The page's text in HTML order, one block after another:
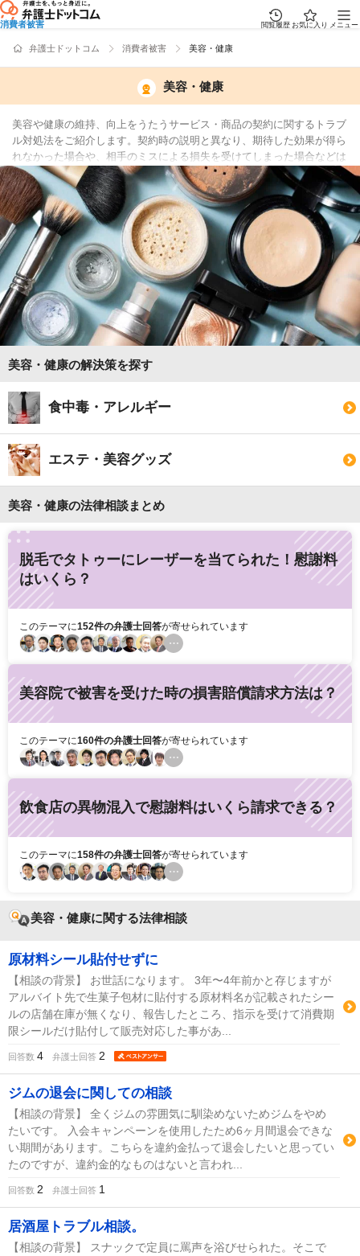
消費者被害 閲覧履歴 お気に入り メニュー
弁護士ドットコム 消費者被害 美容・健康
美容・健康
美容や健康の維持、向上をうたうサービス・商品の契約に関するトラブ
ル対処法をご紹介します。契約時の説明と異なり、期待した効果が得ら
れなかった場合や、相手のミスによる損失を受けてしまった場合などは
法律で解決できることがあります。このようなトラブルにあってしまっ
た場合、どのような契約内容だったか、どのような説明を受けて契約を
したか、などの状況を整理しておくことがトラブル解決において重要で
す。法的にどのような対処ができるか把握しておきましょう。
美容・健康の解決策を探す
食中毒・アレルギー
エステ・美容グッズ
美容・健康の法律相談まとめ
脱毛でタトゥーにレーザーを当てられた！慰謝料
はいくら？
このテーマに152件の弁護士回答が寄せられています
美容院で被害を受けた時の損害賠償請求方法は？
このテーマに160件の弁護士回答が寄せられています
飲食店の異物混入で慰謝料はいくら請求できる？
このテーマに158件の弁護士回答が寄せられています
美容・健康に関する法律相談
原材料シール貼付せずに
【相談の背景】 お世話になります。 3年〜4年前かと存じますが
アルバイト先で生菓子包材に貼付する原材料名が記載されたシー
ルの店舗在庫が無くなり、報告したところ、指示を受けて消費期
限シールだけ貼付して販売対応した事があ...
回答数 4 弁護士回答 2
ジムの退会に関しての相談
【相談の背景】 全くジムの雰囲気に馴染めないためジムをやめ
たいです。 入会キャンペーンを使用したため6ヶ月間退会できな
い期間があります。こちらを違約金払って退会したいと思ってい
たのですが、違約金的なものはないと言われ...
回答数 2 弁護士回答 1
居酒屋トラブル相談。
【相談の背景】 スナックで定員に罵声を浴びせられた。そこで